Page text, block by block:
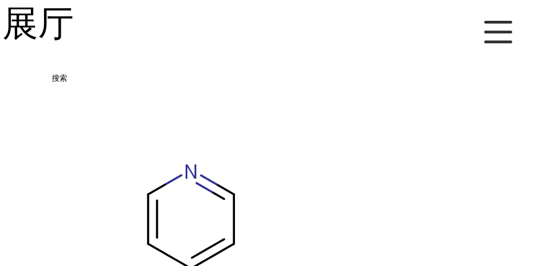
厅
搜索